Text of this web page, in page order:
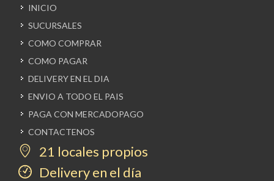
INICIO
SUCURSALES
COMO COMPRAR
COMO PAGAR
DELIVERY EN EL DIA
ENVIO A TODO EL PAIS
PAGA CON MERCADOPAGO
CONTACTENOS
21 locales propios
Delivery en el día